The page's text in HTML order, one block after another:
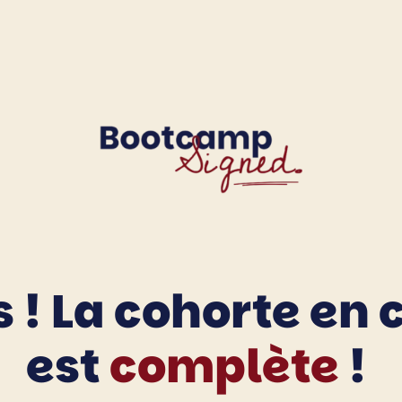
! La cohorte en
estcomplète !